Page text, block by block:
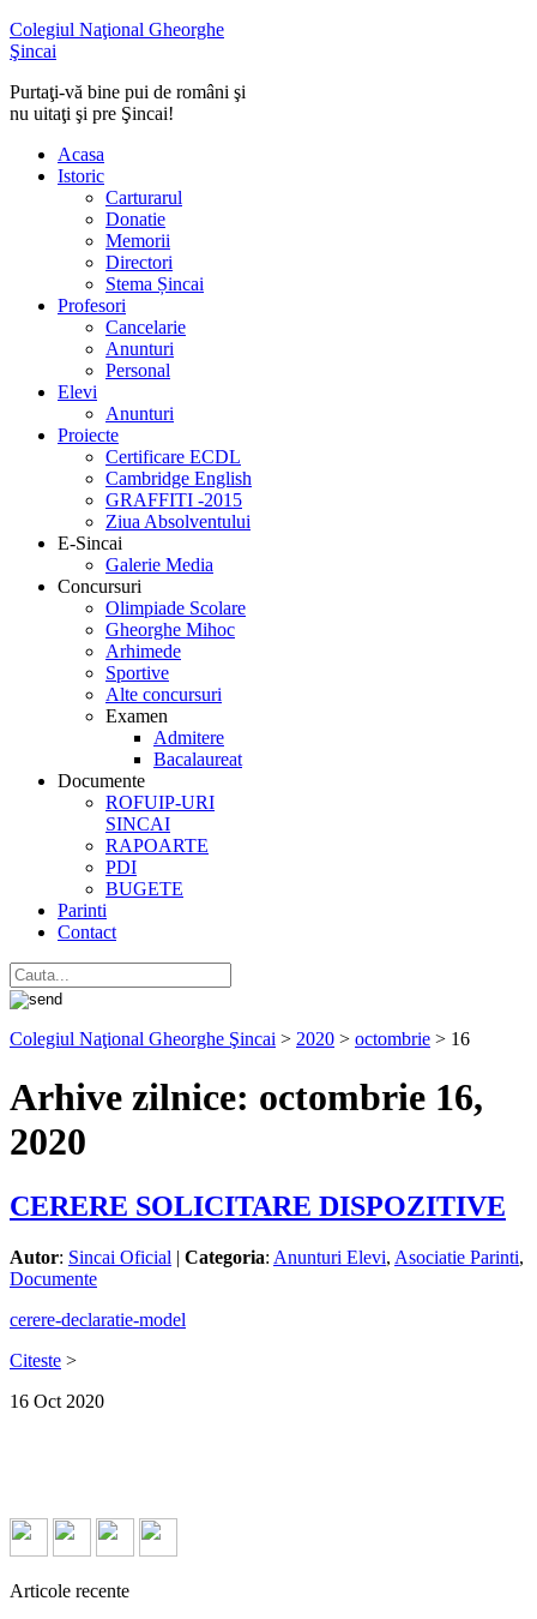
Colegiul Naţional Gheorghe
Şincai
Purtaţi-vă bine pui de români şi
nu uitaţi şi pre Şincai!
Acasa
Istoric
Carturarul
Donatie
Memorii
Directori
Stema Șincai
Profesori
Cancelarie
Anunturi
Personal
Elevi
Anunturi
Proiecte
Certificare ECDL
Cambridge English
GRAFFITI -2015
Ziua Absolventului
E-Sincai
Galerie Media
Concursuri
Olimpiade Scolare
Gheorghe Mihoc
Arhimede
Sportive
Alte concursuri
Examen
Admitere
Bacalaureat
Documente
ROFUIP-URI
SINCAI
RAPOARTE
PDI
BUGETE
Parinti
Contact
Colegiul Naţional Gheorghe Şincai > 2020 > octombrie > 16
Arhive zilnice: octombrie 16,
2020
CERERE SOLICITARE DISPOZITIVE
Autor: Sincai Oficial | Categoria: Anunturi Elevi, Asociatie Parinti,
Documente
cerere-declaratie-model
Citeste >
16 Oct 2020
Articole recente